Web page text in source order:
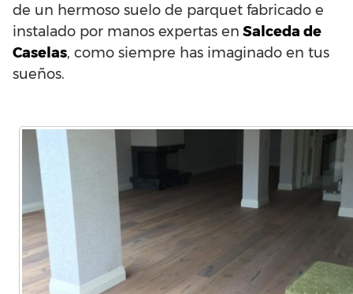
de un hermoso suelo de parquet fabricado e
instalado por manos expertas en Salceda de
Caselas, como siempre has imaginado en tus
sueños.